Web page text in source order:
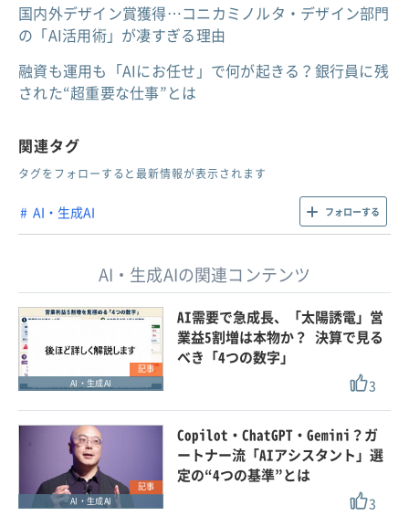
国内外デザイン賞獲得…コニカミノルタ・デザイン部門
の「AI活用術」が凄すぎる理由
融資も運用も「AIにお任せ」で何が起きる？銀行員に残
された“超重要な仕事”とは
関連タグ
タグをフォローすると最新情報が表示されます
AI・生成AI フォローする
AI・生成AIの関連コンテンツ
記事
AI・生成AI
AI需要で急成長、「太陽誘電」営
業益5割増は本物か？ 決算で見る
べき「4つの数字」
3
記事
AI・生成AI
Copilot・ChatGPT・Gemini？ガ
ートナー流「AIアシスタント」選
定の“4つの基準”とは
3